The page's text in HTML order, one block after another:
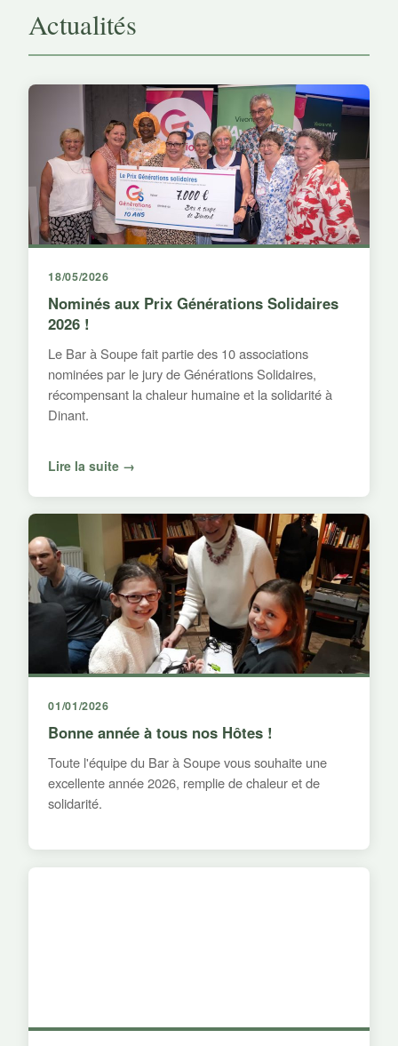
Actualités
18/05/2026
Nominés aux Prix Générations Solidaires
2026 !
Le Bar à Soupe fait partie des 10 associations
nominées par le jury de Générations Solidaires,
récompensant la chaleur humaine et la solidarité à
Dinant.
Lire la suite →
01/01/2026
Bonne année à tous nos Hôtes !
Toute l'équipe du Bar à Soupe vous souhaite une
excellente année 2026, remplie de chaleur et de
solidarité.